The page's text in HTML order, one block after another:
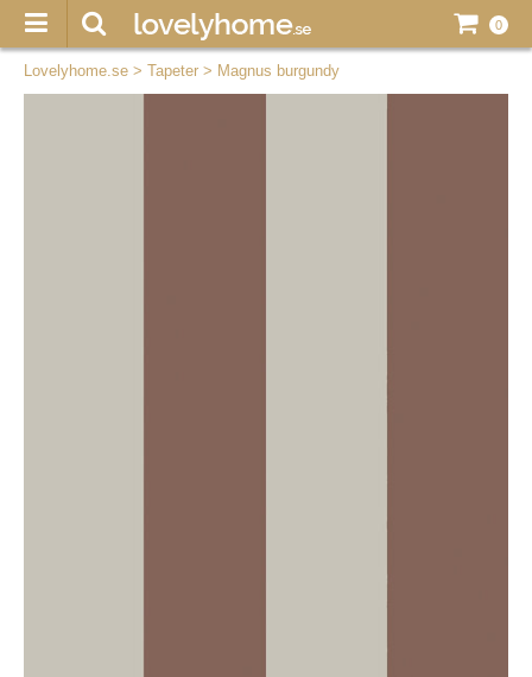
0
Lovelyhome.se > Tapeter > Magnus burgundy